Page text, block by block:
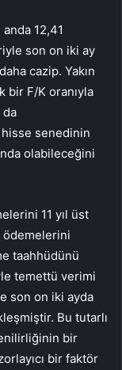
12,41
son on iki ay
cazip. Yakın
bir F/K oranıyla
senedinin
olabileceğini
11 yıl üst
ödemelerini
taahhüdünü
temettü verimi
son on iki ayda
Bu tutarlı
bir
bir faktör